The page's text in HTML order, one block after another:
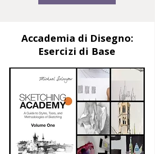
Accademia di Disegno:
Esercizi di Base